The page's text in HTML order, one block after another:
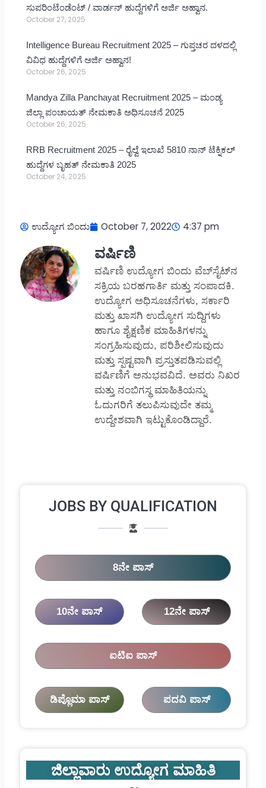
ಸುಪರಿಂಟೆಂಡೆಂಟ್ / ವಾರ್ಡನ್ ಹುದ್ದೆಗಳಿಗೆ ಅರ್ಜಿ ಅಹ್ವಾನ.
October 27, 2025
Intelligence Bureau Recruitment 2025 – ಗುಪ್ತಚರ ದಳದಲ್ಲಿ
ವಿವಿಧ ಹುದ್ದೆಗಳಿಗೆ ಅರ್ಜಿ ಅಹ್ವಾನ!
October 26, 2025
Mandya Zilla Panchayat Recruitment 2025 – ಮಂಡ್ಯ
ಜಿಲ್ಲಾ ಪಂಚಾಯತ್ ನೇಮಕಾತಿ ಅಧಿಸೂಚನೆ 2025
October 26, 2025
RRB Recruitment 2025 – ರೈಲ್ವೆ ಇಲಾಖೆ 5810 ನಾನ್ ಟೆಕ್ನಿಕಲ್
ಹುದ್ದೆಗಳ ಬೃಹತ್ ನೇಮಕಾತಿ 2025
October 24, 2025
ಉದ್ಯೋಗ ಬಿಂದು October 7, 2022 4:37 pm
ವರ್ಷಿಣಿ
ವರ್ಷಿಣಿ ಉದ್ಯೋಗ ಬಿಂದು ವೆಬ್‌ಸೈಟ್‌ನ
ಸಕ್ರಿಯ ಬರಹಗಾರ್ತಿ ಮತ್ತು ಸಂಪಾದಕಿ.
ಉದ್ಯೋಗ ಅಧಿಸೂಚನೆಗಳು, ಸರ್ಕಾರಿ
ಮತ್ತು ಖಾಸಗಿ ಉದ್ಯೋಗ ಸುದ್ದಿಗಳು
ಹಾಗೂ ಶೈಕ್ಷಣಿಕ ಮಾಹಿತಿಗಳನ್ನು
ಸಂಗ್ರಹಿಸುವುದು, ಪರಿಶೀಲಿಸುವುದು
ಮತ್ತು ಸ್ಪಷ್ಟವಾಗಿ ಪ್ರಸ್ತುತಪಡಿಸುವಲ್ಲಿ
ವರ್ಷಿಣಿಗೆ ಅನುಭವವಿದೆ. ಅವರು ನಿಖರ
ಮತ್ತು ನಂಬಿಗಸ್ಥ ಮಾಹಿತಿಯನ್ನು
ಓದುಗರಿಗೆ ತಲುಪಿಸುವುದೇ ತಮ್ಮ
ಉದ್ದೇಶವಾಗಿ ಇಟ್ಟುಕೊಂಡಿದ್ದಾರೆ.
JOBS BY QUALIFICATION
8ನೇ ಪಾಸ್
10ನೇ ಪಾಸ್ 12ನೇ ಪಾಸ್
ಐಟಿಐ ಪಾಸ್
ಡಿಪ್ಲೊಮಾ ಪಾಸ್ ಪದವಿ ಪಾಸ್
ಜಿಲ್ಲಾವಾರು ಉದ್ಯೋಗ ಮಾಹಿತಿ